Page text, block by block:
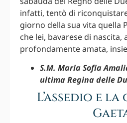
infatti, tentò di
giorno della sua vita quella
che lei, bavarese di nascita,
profondamente amata,
S.M. Maria Sofia
ultima Regina delle
L’assedio e